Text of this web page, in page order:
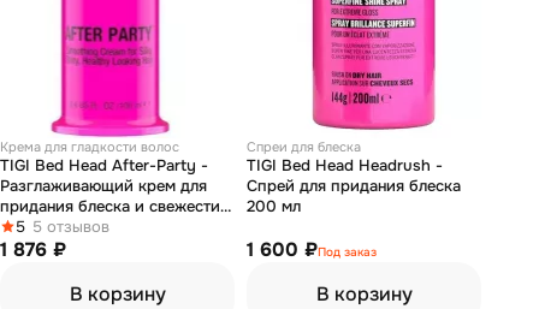
Крема для гладкости волос
TIGI Bed Head After-Party -
Разглаживающий крем для
придания блеска и свежести
волосам 100 мл
5 5 отзывов
1 876 ₽
В корзину
Спреи для блеска
TIGI Bed Head Headrush -
Спрей для придания блеска
200 мл
1 600 ₽Под заказ
В корзину